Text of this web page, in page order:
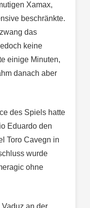
Xamax,
beschränkte.
das
keine
einige Minuten,
danach aber
des Spiels hatte
Eduardo den
Toro Cavegn in
wurde
ohne